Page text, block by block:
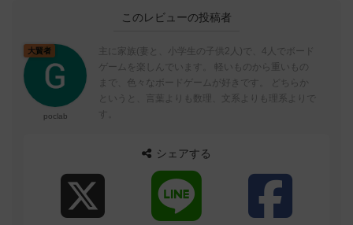
このレビューの投稿者
大賢者
poclab
主に家族(妻と、小学生の子供2人)で、4人でボード
ゲームを楽しんでいます。 軽いものから重いもの
まで、色々なボードゲームが好きです。 どちらか
というと、言葉よりも数理、文系よりも理系よりで
す。
シェアする